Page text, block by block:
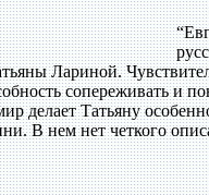
Лариной.
сопереживать и
делает Татьяну
В нем нет четкого